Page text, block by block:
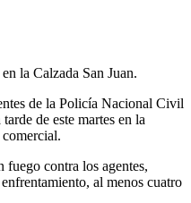
la Calzada San Juan.
de la Policía Nacional Civil
de este martes en la
fuego contra los agentes,
al menos cuatro